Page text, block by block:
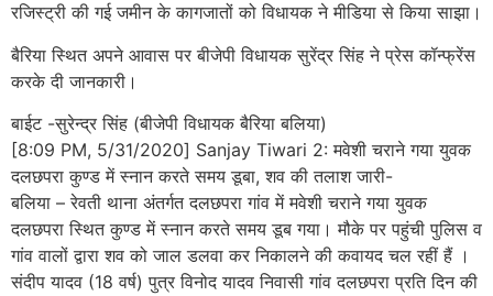
रजिस्ट्री की गई जमीन के कागजातों को विधायक ने मीडिया से किया साझा।
बैरिया स्थित अपने आवास पर बीजेपी विधायक सुरेंद्र सिंह ने प्रेस कॉन्फ्रेंस
करके दी जानकारी।
बाईट -सुरेन्द्र सिंह (बीजेपी विधायक बैरिया बलिया)
[8:09 PM, 5/31/2020] Sanjay Tiwari 2: मवेशी चराने गया युवक
दलछपरा कुण्ड में स्नान करते समय डूबा, शव की तलाश जारी-
बलिया – रेवती थाना अंतर्गत दलछपरा गांव में मवेशी चराने गया युवक
दलछपरा स्थित कुण्ड में स्नान करते समय डूब गया। मौके पर पहुंची पुलिस व
गांव वालों द्वारा शव को जाल डलवा कर निकालने की कवायद चल रहीं हैं ।
संदीप यादव (18 वर्ष) पुत्र विनोद यादव निवासी गांव दलछपरा प्रति दिन की